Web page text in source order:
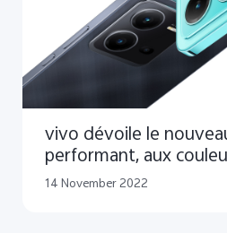
vivo dévoile le
performant, aux
doté de fonctions
14 November 2022